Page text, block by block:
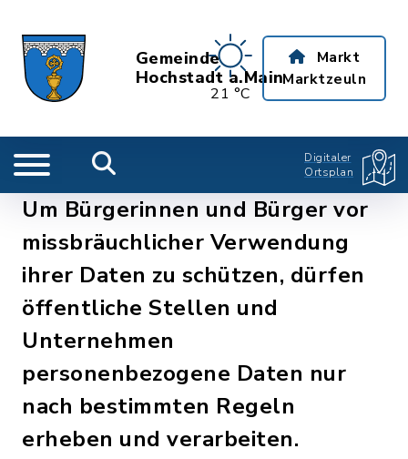
Gemeinde
Hochstadt a.Main
21 °C
Markt
Marktzeuln
Digitaler
Ortsplan
Um Bürgerinnen und Bürger vor
missbräuchlicher Verwendung
ihrer Daten zu schützen, dürfen
öffentliche Stellen und
Unternehmen
personenbezogene Daten nur
nach bestimmten Regeln
erheben und verarbeiten.